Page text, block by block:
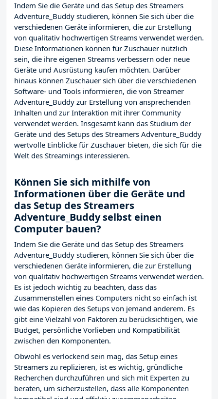
Indem Sie die Geräte und das Setup des Streamers
Adventure_Buddy studieren, können Sie sich über die
verschiedenen Geräte informieren, die zur Erstellung
von qualitativ hochwertigen Streams verwendet werden.
Diese Informationen können für Zuschauer nützlich
sein, die ihre eigenen Streams verbessern oder neue
Geräte und Ausrüstung kaufen möchten. Darüber
hinaus können Zuschauer sich über die verschiedenen
Software- und Tools informieren, die von Streamer
Adventure_Buddy zur Erstellung von ansprechenden
Inhalten und zur Interaktion mit ihrer Community
verwendet werden. Insgesamt kann das Studium der
Geräte und des Setups des Streamers Adventure_Buddy
wertvolle Einblicke für Zuschauer bieten, die sich für die
Welt des Streamings interessieren.
Können Sie sich mithilfe von
Informationen über die Geräte und
das Setup des Streamers
Adventure_Buddy selbst einen
Computer bauen?
Indem Sie die Geräte und das Setup des Streamers
Adventure_Buddy studieren, können Sie sich über die
verschiedenen Geräte informieren, die zur Erstellung
von qualitativ hochwertigen Streams verwendet werden.
Es ist jedoch wichtig zu beachten, dass das
Zusammenstellen eines Computers nicht so einfach ist
wie das Kopieren des Setups von jemand anderem. Es
gibt eine Vielzahl von Faktoren zu berücksichtigen, wie
Budget, persönliche Vorlieben und Kompatibilität
zwischen den Komponenten.
Obwohl es verlockend sein mag, das Setup eines
Streamers zu replizieren, ist es wichtig, gründliche
Recherchen durchzuführen und sich mit Experten zu
beraten, um sicherzustellen, dass alle Komponenten